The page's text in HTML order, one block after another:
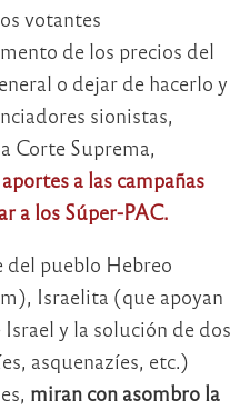
votantes
de los precios del
o dejar de hacerlo y
sionistas,
Corte Suprema,
aportes a las campañas
a los Súper-PAC.
pueblo Hebreo
Israelita (que apoyan
y la solución de dos
asquenazíes, etc.)
miran con asombro la